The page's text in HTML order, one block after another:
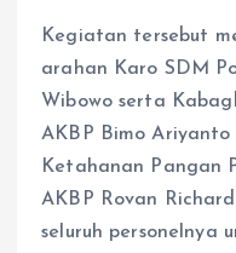
Kegiatan tersebut
arahan Karo SDM
Wibowo serta
AKBP Bimo
Ketahanan Pangan
AKBP Rovan
seluruh personelnya